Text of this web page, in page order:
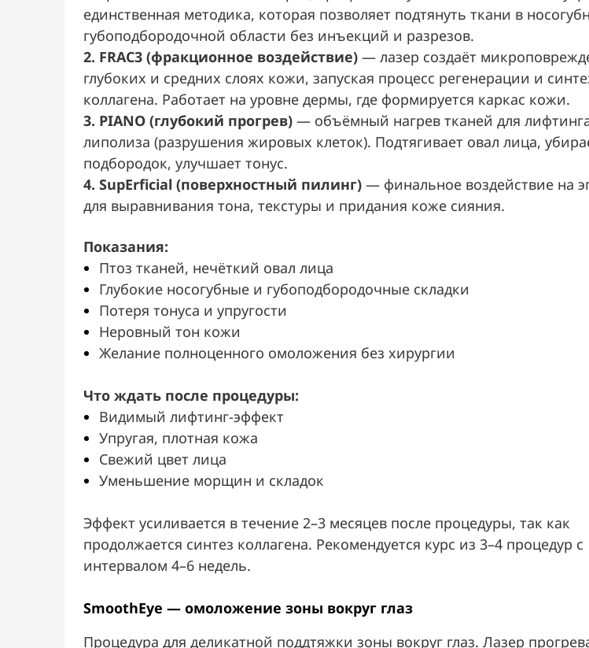
единственная методика, которая позволяет подтянуть ткани в
губоподбородочной области без инъекций и разрезов.
2. FRAC3 (фракционное воздействие) — лазер создаёт
глубоких и средних слоях кожи, запуская процесс регенерации и
коллагена. Работает на уровне дермы, где формируется каркас кожи.
3. PIANO (глубокий прогрев) — объёмный нагрев тканей для
липолиза (разрушения жировых клеток). Подтягивает овал лица,
подбородок, улучшает тонус.
4. SupErficial (поверхностный пилинг) — финальное воздействие на
для выравнивания тона, текстуры и придания коже сияния.
Показания:
Птоз тканей, нечёткий овал лица
Глубокие носогубные и губоподбородочные складки
Потеря тонуса и упругости
Неровный тон кожи
Желание полноценного омоложения без хирургии
Что ждать после процедуры:
Видимый лифтинг-эффект
Упругая, плотная кожа
Свежий цвет лица
Уменьшение морщин и складок
Эффект усиливается в течение 2–3 месяцев после процедуры, так как
продолжается синтез коллагена. Рекомендуется курс из 3–4 процедур с
интервалом 4–6 недель.
SmoothEye — омоложение зоны вокруг глаз
Процедура для деликатной поддтяжки зоны вокруг глаз. Лазер